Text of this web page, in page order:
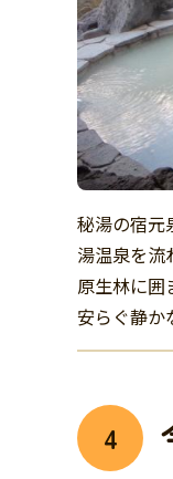
秘湯の宿元
湯温泉を流
原生林に囲
安らぐ静か
4